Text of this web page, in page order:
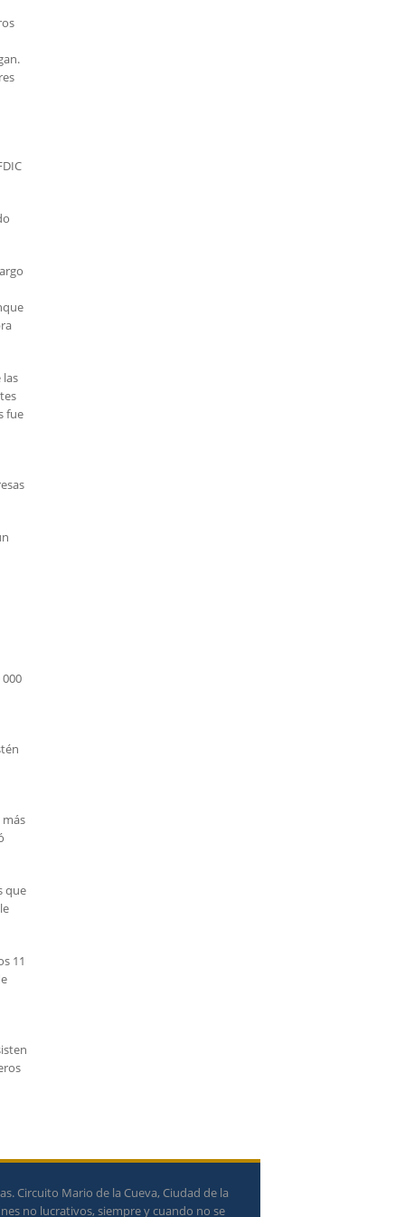
las
fue
más
que
11
Circuito Mario de la Cueva, Ciudad de la
no lucrativos, siempre y cuando no se